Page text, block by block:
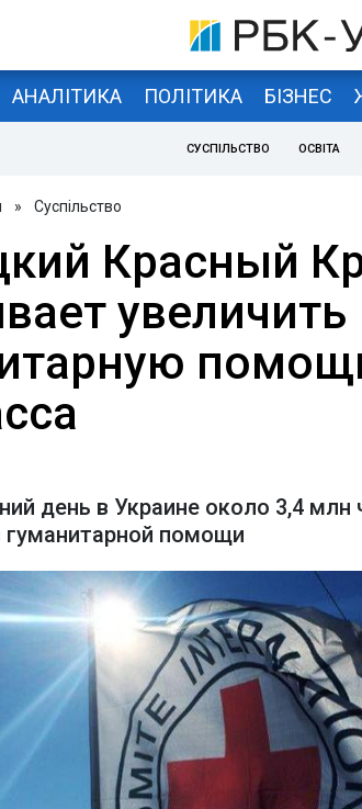
АНАЛІТИКА ПОЛІТИКА БІЗНЕС
СУСПІЛЬСТВО ОСВІТА
» Суспільство
Красный
увеличить
день в Украине около 3,4 млн
помощи